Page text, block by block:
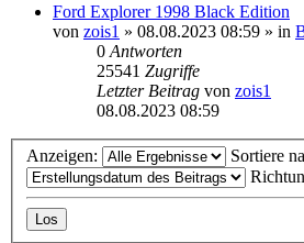
Ford Explorer 1998 Black Edition
von zois1 » 08.08.2023 08:59 » in
0 Antworten
25541 Zugriffe
Letzter Beitrag von zois1
08.08.2023 08:59
Anzeigen:
Sortiere